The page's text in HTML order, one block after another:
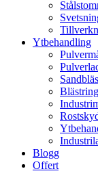
Ytbehandling
Blästring
Blogg
Offert